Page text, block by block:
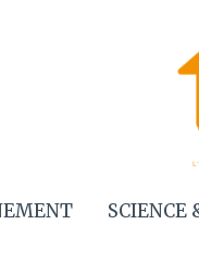
SCIENCE